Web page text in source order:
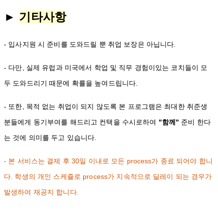
► 기타사항
- 입사지원 시 준비를 도와드릴 뿐 취업 보장은 아닙니다.
- 다만, 실제 유럽과 미국에서 학업 및 직무 경험이있는 코치들이 모
두 도와드리기 때문에 확률을 높여드립니다.
- 또한, 목적 없는 취업이 되지 않도록 본 프로그램은 최대한 취준생
분들에게 동기부여를 해드리고 컨택을 수시로하여 "함께" 준비 한다
는 것에 의미를 두고 있습니다.
- 본 서비스는 결제 후 30일 이내로 모든 process가 종료 되어야 합니
다. 학생의 개인 스케쥴로 process가 지속적으로 딜레이 되는 경우가
발생하여 재공지 합니다.